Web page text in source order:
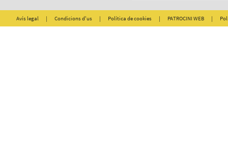
Avís legal | Condicions d'us | Política de cookies | PATROCINI WEB |